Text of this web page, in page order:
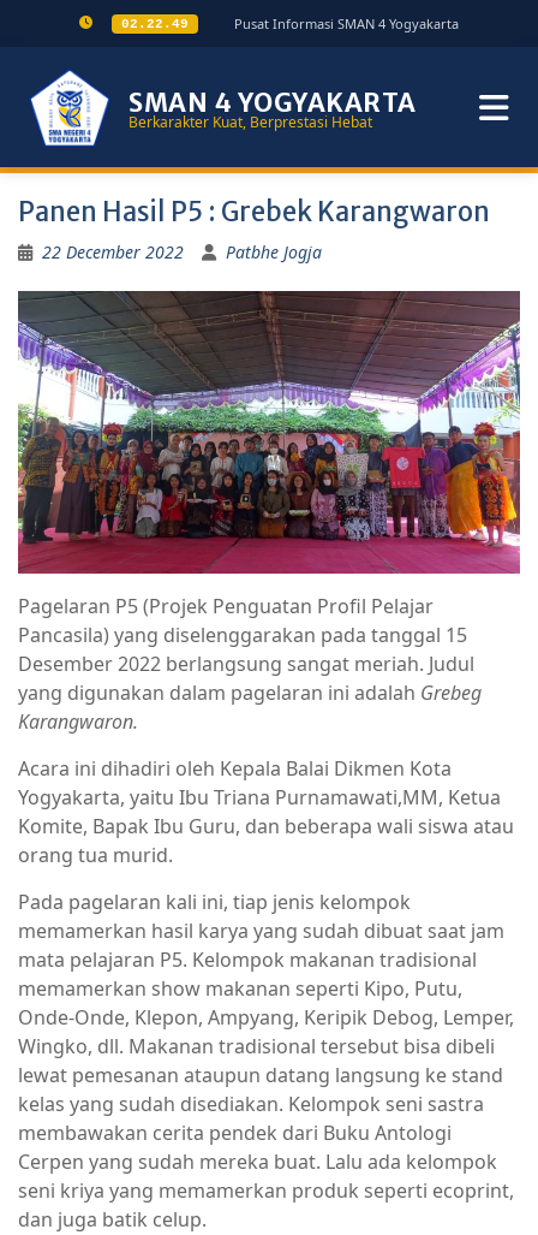
02.22.50 Pusat Informasi SMAN 4 Yogyakarta
SMAN 4 YOGYAKARTA
Berkarakter Kuat, Berprestasi Hebat
Panen Hasil P5 : Grebek Karangwaron
22 December 2022 Patbhe Jogja
Pagelaran P5 (Projek Penguatan Profil Pelajar
Pancasila) yang diselenggarakan pada tanggal 15
Desember 2022 berlangsung sangat meriah. Judul
yang digunakan dalam pagelaran ini adalah Grebeg
Karangwaron.
Acara ini dihadiri oleh Kepala Balai Dikmen Kota
Yogyakarta, yaitu Ibu Triana Purnamawati,MM, Ketua
Komite, Bapak Ibu Guru, dan beberapa wali siswa atau
orang tua murid.
Pada pagelaran kali ini, tiap jenis kelompok
memamerkan hasil karya yang sudah dibuat saat jam
mata pelajaran P5. Kelompok makanan tradisional
memamerkan show makanan seperti Kipo, Putu,
Onde-Onde, Klepon, Ampyang, Keripik Debog, Lemper,
Wingko, dll. Makanan tradisional tersebut bisa dibeli
lewat pemesanan ataupun datang langsung ke stand
kelas yang sudah disediakan. Kelompok seni sastra
membawakan cerita pendek dari Buku Antologi
Cerpen yang sudah mereka buat. Lalu ada kelompok
seni kriya yang memamerkan produk seperti ecoprint,
dan juga batik celup.